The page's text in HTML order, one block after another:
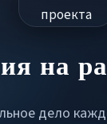
на
дело